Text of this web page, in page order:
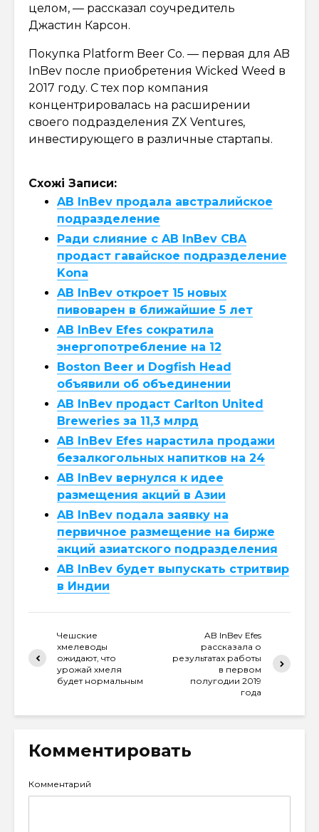
целом, — рассказал соучредитель
Джастин Карсон.
Покупка Platform Beer Co. — первая для AB
InBev после приобретения Wicked Weed в
2017 году. С тех пор компания
концентрировалась на расширении
своего подразделения ZX Ventures,
инвестирующего в различные стартапы.
Схожі Записи:
AB InBev продала австралийское
подразделение
Ради слияние с AB InBev CBA
продаст гавайское подразделение
Kona
AB InBev откроет 15 новых
пивоварен в ближайшие 5 лет
AB InBev Efes сократила
энергопотребление на 12
Boston Beer и Dogfish Head
объявили об объединении
AB InBev продаст Carlton United
Breweries за 11,3 млрд
AB InBev Efes нарастила продажи
безалкогольных напитков на 24
AB InBev вернулся к идее
размещения акций в Азии
AB InBev подала заявку на
первичное размещение на бирже
акций азиатского подразделения
AB InBev будет выпускать стритвир
в Индии
Чешские
хмелеводы
ожидают, что
урожай хмеля
будет нормальным
AB InBev Efes
рассказала о
результатах работы
в первом
полугодии 2019
года
Комментировать
Комментарий